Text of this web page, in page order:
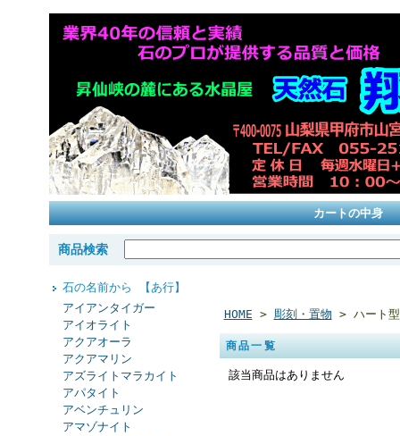
カートの中身
商品検索
石の名前から 【あ行】
アイアンタイガー
アイオライト
アクアオーラ
アクアマリン
アズライトマラカイト
アパタイト
アベンチュリン
アマゾナイト
HOME > 彫刻・置物 > ハート型
商品一覧
該当商品はありません